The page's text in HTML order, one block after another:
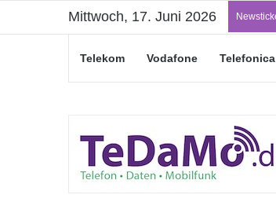
Mittwoch, 17. Juni 2026
Telekom Vodafone